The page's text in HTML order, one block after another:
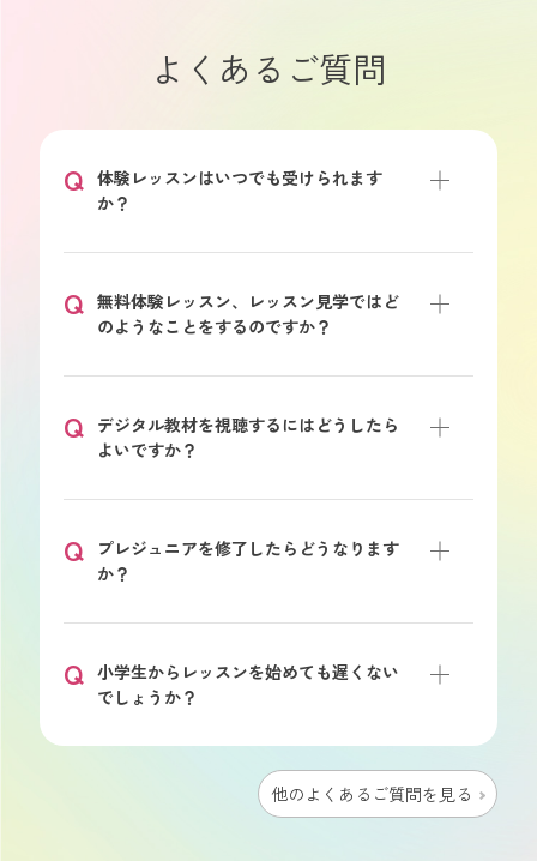
よくあるご質問
Q
体験レッスンはいつでも受けられます
か？
Q
無料体験レッスン、レッスン見学ではど
のようなことをするのですか？
Q
デジタル教材を視聴するにはどうしたら
よいですか？
Q
プレジュニアを修了したらどうなります
か？
Q
小学生からレッスンを始めても遅くない
でしょうか？
他のよくあるご質問を見る